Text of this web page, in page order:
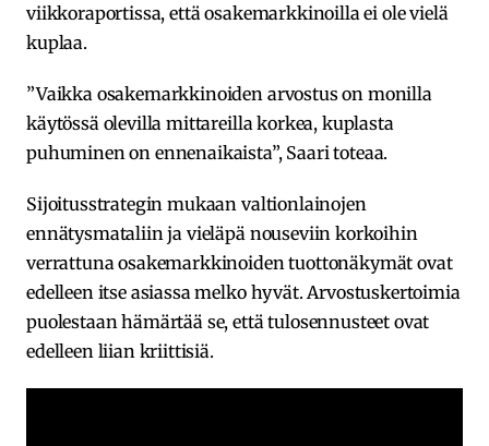
viikkoraportissa, että osakemarkkinoilla ei ole vielä
kuplaa.
”Vaikka osakemarkkinoiden arvostus on monilla
käytössä olevilla mittareilla korkea, kuplasta
puhuminen on ennenaikaista”, Saari toteaa.
Sijoitusstrategin mukaan valtionlainojen
ennätysmataliin ja vieläpä nouseviin korkoihin
verrattuna osakemarkkinoiden tuottonäkymät ovat
edelleen itse asiassa melko hyvät. Arvostuskertoimia
puolestaan hämärtää se, että tulosennusteet ovat
edelleen liian kriittisiä.